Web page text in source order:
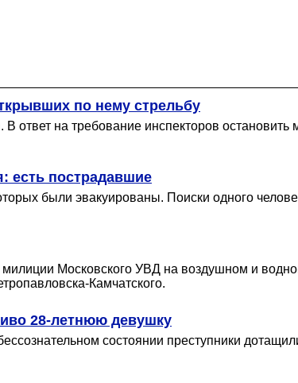
по нему стрельбу
на требование инспекторов
есть пострадавшие
были эвакуированы. Поиски одного
Московского УВД на воздушном и
Камчатского.
28-летнюю девушку
состоянии преступники